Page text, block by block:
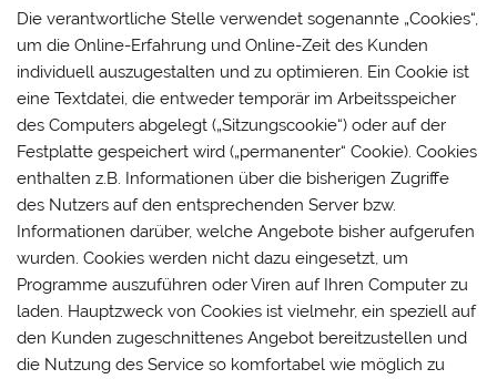
Die verantwortliche Stelle verwendet sogenannte „Cookies“,
um die Online-Erfahrung und Online-Zeit des Kunden
individuell auszugestalten und zu optimieren. Ein Cookie ist
eine Textdatei, die entweder temporär im Arbeitsspeicher
des Computers abgelegt („Sitzungscookie“) oder auf der
Festplatte gespeichert wird („permanenter“ Cookie). Cookies
enthalten z.B. Informationen über die bisherigen Zugriffe
des Nutzers auf den entsprechenden Server bzw.
Informationen darüber, welche Angebote bisher aufgerufen
wurden. Cookies werden nicht dazu eingesetzt, um
Programme auszuführen oder Viren auf Ihren Computer zu
laden. Hauptzweck von Cookies ist vielmehr, ein speziell auf
den Kunden zugeschnittenes Angebot bereitzustellen und
die Nutzung des Service so komfortabel wie möglich zu